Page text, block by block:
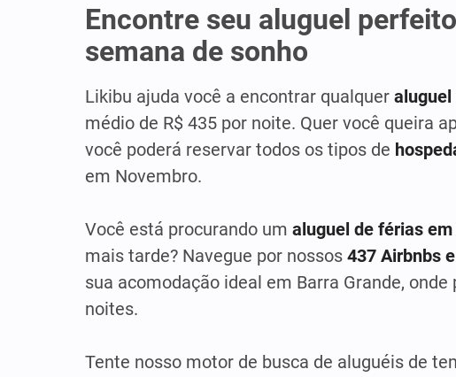
Encontre seu aluguel
semana de sonho
Likibu ajuda você a encontrar qualquer aluguel
médio de R$ 435 por noite. Quer você queira
você poderá reservar todos os tipos de
em Novembro.
Você está procurando um aluguel de férias
mais tarde? Navegue por nossos 437 Airbnbs
sua acomodação ideal em Barra Grande,
noites.
Tente nosso motor de busca de aluguéis de